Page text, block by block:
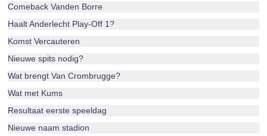
Comeback Vanden Borre
Haalt Anderlecht Play-Off 1?
Komst Vercauteren
Nieuwe spits nodig?
Wat brengt Van Crombrugge?
Wat met Kums
Resultaat eerste speeldag
Nieuwe naam stadion